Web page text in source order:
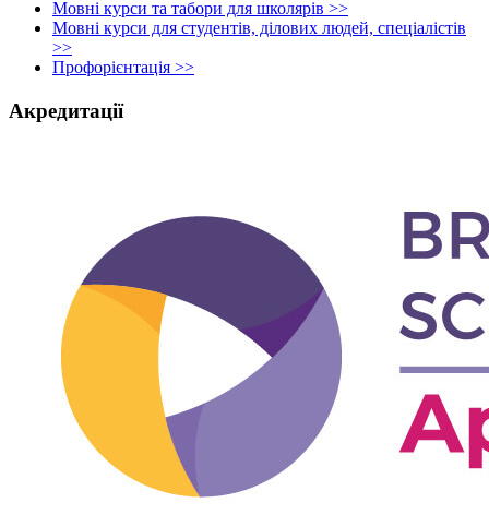
Мовні курси та табори для школярів >>
Мовні курси для студентів, ділових людей, спеціалістів
>>
Профорієнтація >>
Акредитації